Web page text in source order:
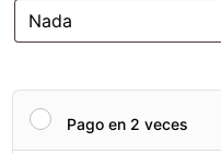
Pago en 2 veces